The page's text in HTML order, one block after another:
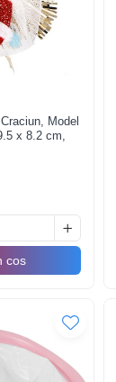
Model
x 8.2 cm,
cos